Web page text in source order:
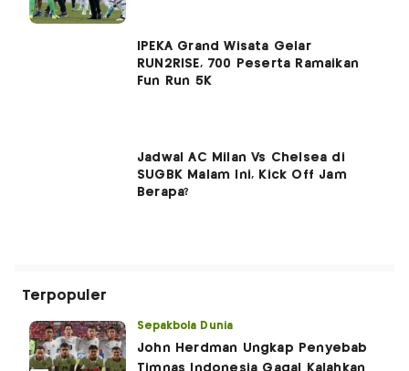
IPEKA Grand Wisata Gelar
RUN2RISE, 700 Peserta Ramaikan
Fun Run 5K
Jadwal AC Milan Vs Chelsea di
SUGBK Malam Ini, Kick Off Jam
Berapa?
Terpopuler
Sepakbola Dunia
John Herdman Ungkap Penyebab